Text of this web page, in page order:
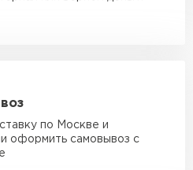
стальной
м
по Москве и
оформить самовывоз с